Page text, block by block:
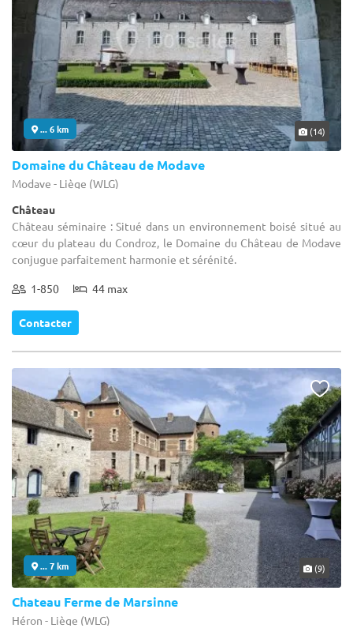
... 6 km (14)
Domaine du Château de Modave
Modave - Liège (WLG)
Château
Château séminaire : Situé dans un environnement boisé situé au
cœur du plateau du Condroz, le Domaine du Château de Modave
conjugue parfaitement harmonie et sérénité.
1-850 44 max
Contacter
... 7 km (9)
Chateau Ferme de Marsinne
Héron - Liège (WLG)